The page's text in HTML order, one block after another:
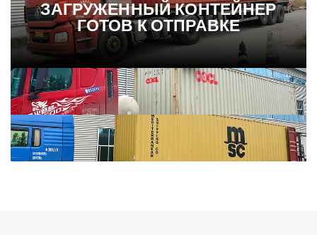
ЗАГРУЖЕННЫЙ КОНТЕЙНЕР
ГОТОВ К ОТПРАВКЕ